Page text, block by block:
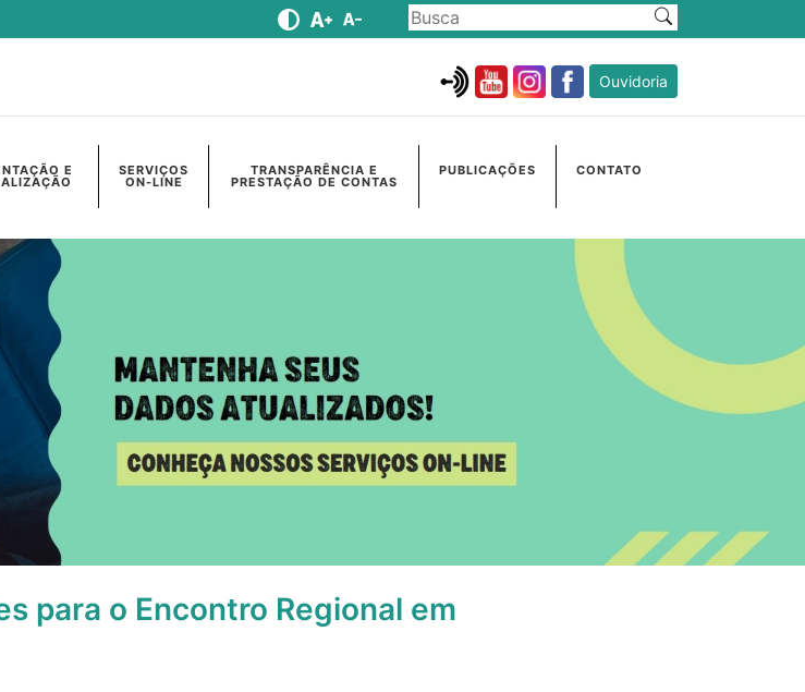
Ouvidoria
E SERVIÇOS
ON-LINE
TRANSPARÊNCIA E
PRESTAÇÃO DE CONTAS
PUBLICAÇÕES CONTATO
para o Encontro Regional em